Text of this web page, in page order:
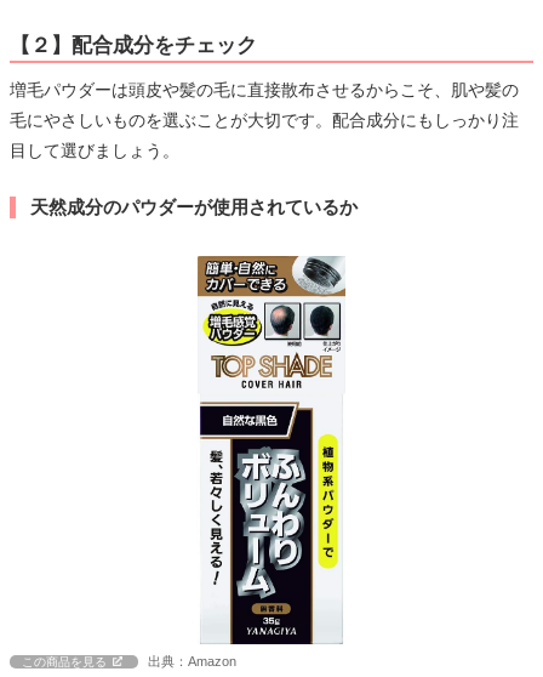
【２】配合成分をチェック
増毛パウダーは頭皮や髪の毛に直接散布させるからこそ、肌や髪の
毛にやさしいものを選ぶことが大切です。配合成分にもしっかり注
目して選びましょう。
天然成分のパウダーが使用されているか
この商品を見る 出典：Amazon